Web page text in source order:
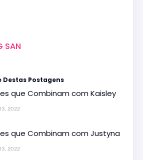
SAN
Destas Postagens
que Combinam com Kaisley
2022
que Combinam com Justyna
2022